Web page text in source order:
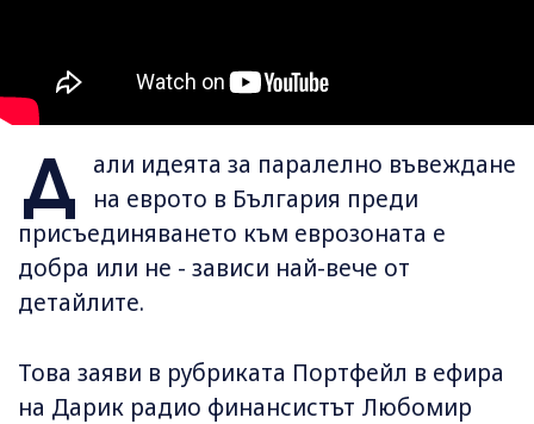
Д
али идеята за паралелно въвеждане
на еврото в България преди
присъединяването към еврозоната е
добра или не - зависи най-вече от
детайлите.
Това заяви в рубриката Портфейл в ефира
на Дарик радио финансистът Любомир